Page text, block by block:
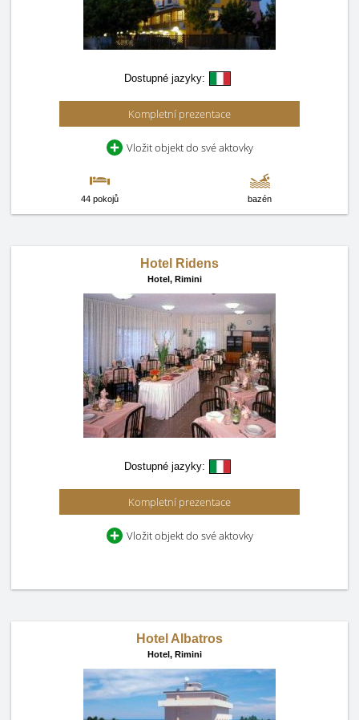
Dostupné jazyky:
Kompletní prezentace
Vložit objekt do své aktovky
44 pokojů bazén
Hotel Ridens
Hotel, Rimini
Dostupné jazyky:
Kompletní prezentace
Vložit objekt do své aktovky
Hotel Albatros
Hotel, Rimini